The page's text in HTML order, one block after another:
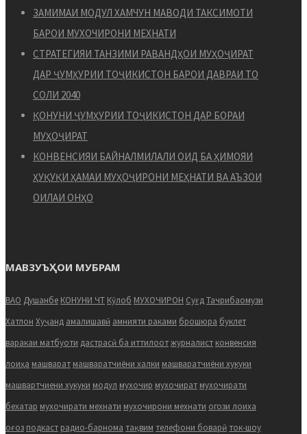
ЗАМИМАИ МОДУЛ ХАМЧУН МАВОДИ ТАКСИМОТИ
БАРОИ МУХОЧИРОНИ МЕХНАТИ
СТРАТЕГИЯИ ТАНЗИМИ РАВАНДҲОИ МУҲОҶИРАТ
ДАР ҶУМҲУРИИ ТОҶИКИСТОН БАРОИ ДАВРАИ ТО
СОЛИ 2040
ҚОНУНИ ҶУМҲУРИИ ТОҶИКИСТОН ДАР БОРАИ
МУҲОҶИРАТ
КОНВЕНСИЯИ БАЙНАЛМИЛАЛИ ОИД БА ҲИМОЯИ
ҲУҚУҚИ ҲАМАИ МУҲОҶИРОНИ МЕҲНАТИ ВА АЪЗОИ
ОИЛАИ ОНҲО
МАВЗУЪҲОИ МУБРАМ
ВАО Душанбе КОНУНИ ЧТ Кӯлоб МУХОЧИРОН СуғдТачрибаомузи
Хатлон Хуҷанд амалишавӣ амнияти раками брошюра буклет
варакаи матбуоти дастрасӣ ба иттилоотжурналист конвенсия
лоиҳа машварат машваратчиёни халки машваратчиёни хукуки
машвартчиени хукуки модул мухочир мухочират мухочирати
бехатар мухочирати мехнати мухочирони мехнати огози лоиха
оғоз подкаст радио-барнома тақвим телефони боварӣток-шоу